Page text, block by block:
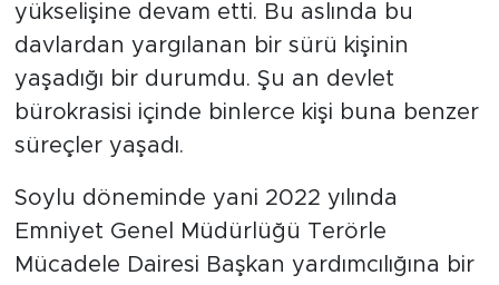
yükselişine devam etti. Bu aslında bu
davlardan yargılanan bir sürü kişinin
yaşadığı bir durumdu. Şu an devlet
bürokrasisi içinde binlerce kişi buna benzer
süreçler yaşadı.
Soylu döneminde yani 2022 yılında
Emniyet Genel Müdürlüğü Terörle
Mücadele Dairesi Başkan yardımcılığına bir